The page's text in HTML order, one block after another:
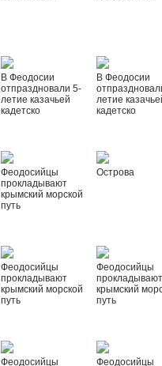
В Феодосии
отпраздновали 5-
летие казачьей
кадетско
В Феодосии
летие
кадетско
Феодосийцы
прокладывают
крымский морской
путь
Острова
Феодосийцы
прокладывают
крымский морской
путь
Феодосийцы
крымский
путь
Феодосийцы
Феодосийцы